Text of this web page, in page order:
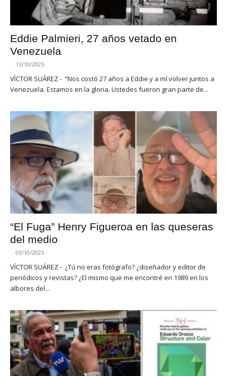
Eddie Palmieri, 27 años vetado en
Venezuela
- 13/10/2025
VÍCTOR SUÁREZ - “Nos costó 27 años a Eddie y a mí volver juntos a
Venezuela. Estamos en la gloria. Ustedes fueron gran parte de...
“El Fuga” Henry Figueroa en las queseras
del medio
- 03/10/2025
VÍCTOR SUÁREZ - ¿Tú no eras fotógrafo? ¿diseñador y editor de
periódicos y revistas? ¿El mismo que me encontré en 1989 en los
albores del...